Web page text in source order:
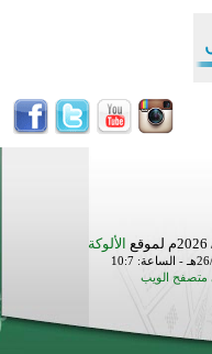
الألوكة
متصفح الويب